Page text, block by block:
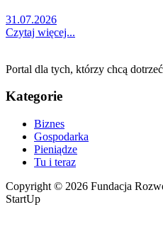
31.07.2026
Czytaj więcej...
Portal dla tych, którzy chcą
Kategorie
Biznes
Gospodarka
Pieniądze
Tu i teraz
Copyright © 2026 Fundacja
StartUp